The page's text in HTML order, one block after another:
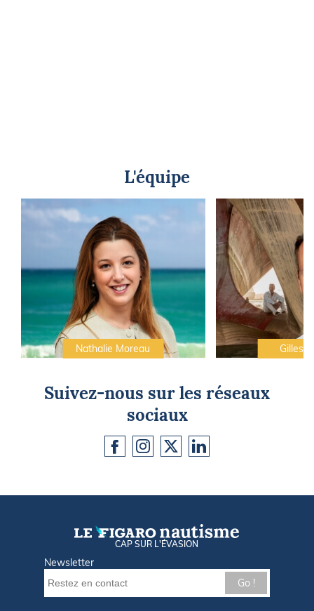
L'équipe
Nathalie Moreau Gilles
Suivez-nous sur les réseaux
sociaux
CAP SUR L'ÉVASION
Newsletter
Go !